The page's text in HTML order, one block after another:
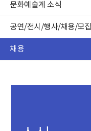
문화예술계 소식
공연/전시/행사/채용/모집
채용